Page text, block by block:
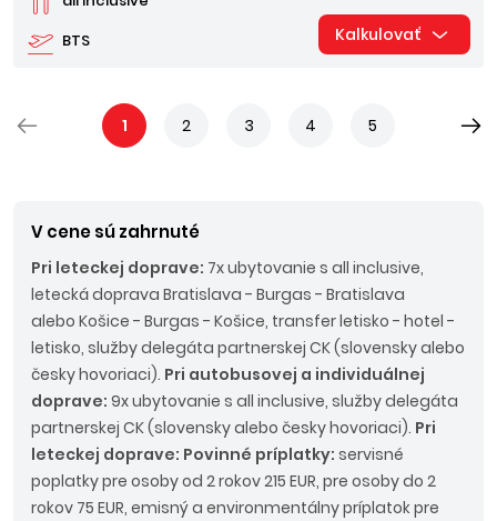
BTS Kalkulovať
1 2 3 4 5
V cene sú zahrnuté
Pri leteckej doprave: 7x ubytovanie s all inclusive,
letecká doprava Bratislava - Burgas - Bratislava
alebo Košice - Burgas - Košice, transfer letisko - hotel -
letisko, služby delegáta partnerskej CK (slovensky alebo
česky hovoriaci). Pri autobusovej a individuálnej
doprave: 9x ubytovanie s all inclusive, služby delegáta
partnerskej CK (slovensky alebo česky hovoriaci). Pri
leteckej doprave: Povinné príplatky: servisné
poplatky pre osoby od 2 rokov 215 EUR, pre osoby do 2
rokov 75 EUR, emisný a environmentálny príplatok pre